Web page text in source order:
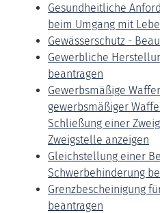
Gesundheitliche
beim Umgang mit
Gewässerschutz -
Gewerbliche
beantragen
Gewerbsmäßige
gewerbsmäßiger
Schließung einer
Zweigstelle anzeigen
Gleichstellung einer
Schwerbehinderung
Grenzbescheinigung
beantragen